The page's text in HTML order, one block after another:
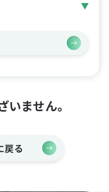
いません。
戻る